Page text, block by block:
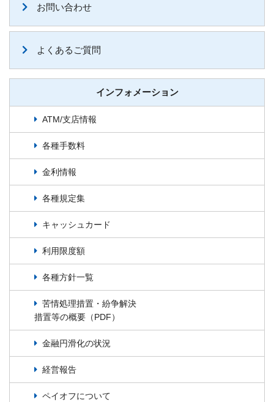
お問い合わせ
よくあるご質問
インフォメーション
ATM/支店情報
各種手数料
金利情報
各種規定集
キャッシュカード
利用限度額
各種方針一覧
苦情処理措置・紛争解決
措置等の概要（PDF）
金融円滑化の状況
経営報告
ペイオフについて